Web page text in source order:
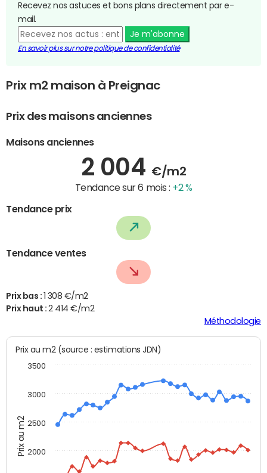
Recevez nos astuces et bons plans directement par e-
mail.
Je m'abonne
En savoir plus sur notre politique de confidentialité
Prix m2 maison à Preignac
Prix des maisons anciennes
Maisons anciennes
2 004 €/m2
Tendance sur 6 mois : +2 %
Tendance prix
Tendance ventes
Prix bas : 1 308 €/m2
Prix haut :2 414 €/m2
Méthodologie
Prix au m2
Prix au m2 (source : estimations JDN)
2000
2500
3000
3500